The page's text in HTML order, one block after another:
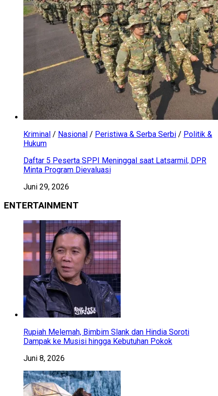
Kriminal / Nasional / Peristiwa & Serba Serbi / Politik &
Hukum
Daftar 5 Peserta SPPI Meninggal saat Latsarmil, DPR
Minta Program Dievaluasi
Juni 29, 2026
ENTERTAINMENT
Rupiah Melemah, Bimbim Slank dan Hindia Soroti
Dampak ke Musisi hingga Kebutuhan Pokok
Juni 8, 2026